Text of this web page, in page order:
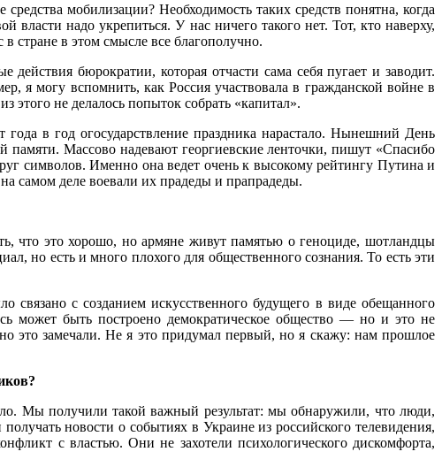
мобилизации? Необходимость таких средств понятна, когда
надо укрепиться. У нас ничего такого нет. Тот, кто наверху,
стране в этом смысле все благополучно.
бюрократии, которая отчасти сама себя пугает и заводит.
я могу вспомнить, как Россия участвовала в гражданской войне в
не делалось попыток собрать «капитал».
в год огосударствление праздника нарастало. Нынешний День
памяти. Массово надевают георгиевские ленточки, пишут «Спасибо
символов. Именно она ведет очень к высокому рейтингу Путина и
самом деле воевали их прадеды и прапрадеды.
что это хорошо, но армяне живут памятью о геноциде, шотландцы
но есть и много плохого для общественного сознания. То есть эти
с созданием искусственного будущего в виде обещанного
может быть построено демократическое общество — но и это не
это замечали. Не я это придумал первый, но я скажу: нам прошлое
Мы получили такой важный результат: мы обнаружили, что люди,
новости о событиях в Украине из российского телевидения,
с властью. Они не захотели психологического дискомфорта,